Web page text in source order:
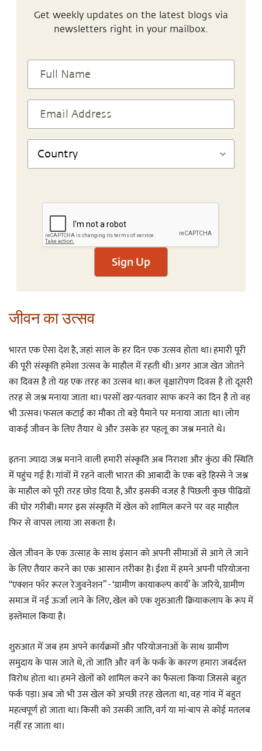
Get weekly updates on the latest blogs via
newsletters right in your mailbox.
Sign Up
जीवनकाउत्सव
भारत एक ऐसा देश है, जहां साल के हर दिन एक उत्सव होता था। हमारी पूरी
की पूरी संस्कृति हमेशा उत्सव के माहौल में रहती थी। अगर आज खेत जोतने
का दिवस है तो यह एक तरह का उत्सव था। कल वृक्षारोपण दिवस है तो दूसरी
तरह से जश्न मनाया जाता था। परसों खर-पतवार साफ करने का दिन है तो वह
भी उत्सव। फसल कटाई का मौका तो बड़े पैमाने पर मनाया जाता था। लोग
वाकई जीवन के लिए तैयार थे और उसके हर पहलू का जश्न मनाते थे।
इतना ज्यादा जश्न मनाने वाली हमारी संस्कृति अब निराशा और कुंठा की स्थिति
में पहुंच गई है। गांवों में रहने वाली भारत की आबादी के एक बड़े हिस्से ने जश्न
के माहौल को पूरी तरह छोड़ दिया है, और इसकी वजह है पिछली कुछ पीढिय़ों
की घोर गरीबी। मगर इस संस्कृति में खेल को शामिल करने पर वह माहौल
फिर से वापस लाया जा सकता है।
खेल जीवन के एक उत्साह के साथ इंसान को अपनी सीमाओं से आगे ले जाने
के लिए तैयार करने का एक आसान तरीका है। ईशा में हमने अपनी परियोजना
“एक्शन फॉर रूरल रेजुवनेशन” - ‘ग्रामीण कायाकल्प कार्य’ के जरिये, ग्रामीण
समाज में नई ऊर्जा लाने के लिए, खेल को एक शुरुआती क्रियाकलाप के रूप में
इस्तेमाल किया है।
शुरुआत में जब हम अपने कार्यक्रमों और परियोजनाओं के साथ ग्रामीण
समुदाय के पास जाते थे, तो जाति और वर्ग के फर्क के कारण हमारा जबर्दस्त
विरोध होता था। हमने खेलों को शामिल करने का फैसला किया जिससे बहुत
फर्क पड़ा। अब जो भी उस खेल को अच्छी तरह खेलता था, वह गांव में बहुत
महत्वपूर्ण हो जाता था। किसी को उसकी जाति, वर्ग या मां-बाप से कोई मतलब
नहीं रह जाता था।